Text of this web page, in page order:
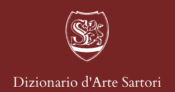
Dizionario d'Arte Sartori